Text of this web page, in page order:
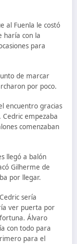
al Fuenla le costó
haría con la
para
de marcar
por poco.
encuentro gracias
empezaba
comenzaban
llegó a balón
Gilherme de
por llegar.
sería
ver puerta por
Álvaro
con todo para
para el